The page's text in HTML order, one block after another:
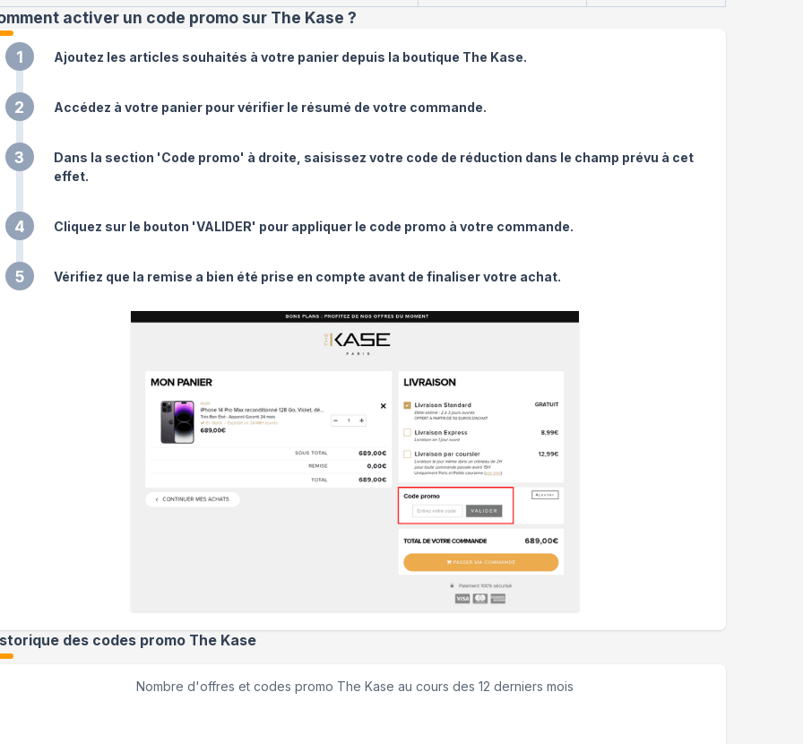
activer un code promo sur The Kase ?
1 Ajoutez les articles souhaités à votre panier depuis la boutique The Kase.
2 Accédez à votre panier pour vérifier le résumé de votre commande.
3
Dans la section 'Code promo' à droite, saisissez votre code de réduction dans le champ prévu à cet
effet.
4 Cliquez sur le bouton 'VALIDER' pour appliquer le code promo à votre commande.
5 Vérifiez que la remise a bien été prise en compte avant de finaliser votre achat.
des codes promo The Kase
Nombre d'offres et codes promo The Kase au cours des 12 derniers mois